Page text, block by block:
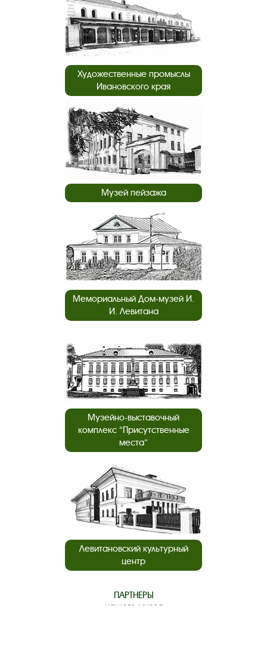
Художественные промыслы
Ивановского края
Музей пейзажа
Мемориальный Дом-музей И.
И. Левитана
Музейно-выставочный
комплекс “Присутственные
места”
Левитановский культурный
центр
ПАРТНЕРЫ
нашего музея